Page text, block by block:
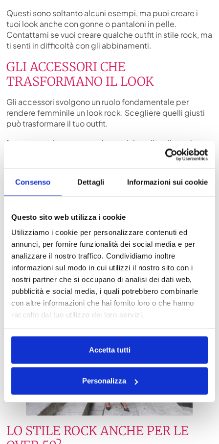
Consenso Dettagli Informazioni sui cookie
Questo sito web utilizza i cookie
Utilizziamo i cookie per personalizzare contenuti ed
annunci, per fornire funzionalità dei social media e per
analizzare il nostro traffico. Condividiamo inoltre
informazioni sul modo in cui utilizzi il nostro sito con i
nostri partner che si occupano di analisi dei dati web,
pubblicità e social media, i quali potrebbero combinarle
con altre informazioni che hai fornito loro o che hanno
raccolto dal tuo utilizzo dei loro servizi.
Accetta tutti
Personalizza
Questi sono soltanto alcuni esempi, ma puoi creare i
tuoi look anche con gonne o pantaloni in pelle.
Contattami se vuoi creare qualche outfit in stile rock, ma
ti senti in difficoltà con gli abbinamenti.
GLI ACCESSORI CHE
TRASFORMANO IL LOOK
Gli accessori svolgono un ruolo fondamentale per
rendere femminile un look rock. Scegliere quelli giusti
può trasformare il tuo outfit.
Le scarpe
: giocano un ruolo cruciale nello stile rock.
Stivaletti con tacco, sandali con dettagli metallici o
sneakers in pelle con borchie sono delle ottime scelte.
mantenendo il comfort.
questo stile. Con borchie e/o catene riesce a dare più
forza all’outfit, ma puoi anche scegliere una nota di
colore se intendi dare vitalità all’outfit.
I bijoux: i bijoux possono fare davvero la differenza del
look con questo stile. Bracciali con catene, collane con
ciondoli come croci o teschi e anelli con pietre scure
sono perfetti per dare più grinta e carattere al tuo stile.
LO STILE ROCK ANCHE PER LE